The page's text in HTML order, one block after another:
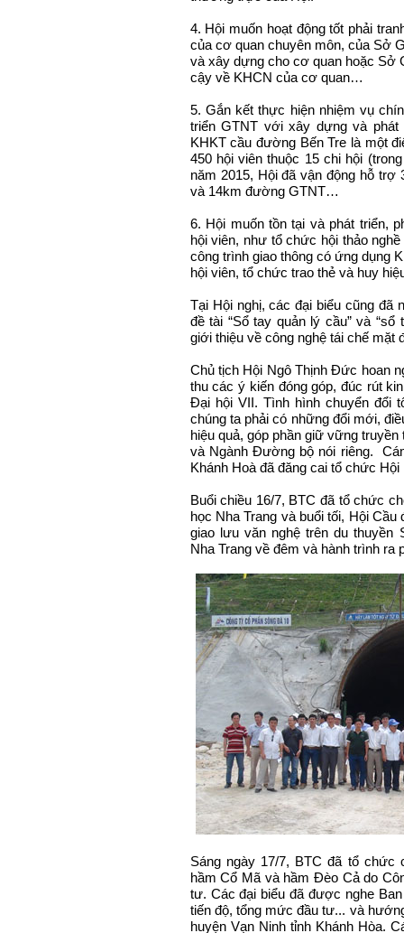
4. Hội muốn hoạt động tốt phải
của cơ quan chuyên môn, của Sở
và xây dựng cho cơ quan hoặc Sở
cậy về KHCN của cơ quan…
5. Gắn kết thực hiện nhiệm vụ
triển GTNT với xây dựng và
KHKT cầu đường Bến Tre là một
450 hội viên thuộc 15 chi hội
năm 2015, Hội đã vận động hỗ
và 14km đường GTNT…
6. Hội muốn tồn tại và phát triển,
hội viên, như tổ chức hội thảo
công trình giao thông có ứng dụng
hội viên, tổ chức trao thẻ và huy
Tại Hội nghị, các đại biểu cũng đã
đề tài “Sổ tay quản lý cầu” và
giới thiệu về công nghệ tái chế mặt
Chủ tịch Hội Ngô Thịnh Đức hoan
thu các ý kiến đóng góp, đúc rút
Đại hội VII. Tình hình chuyển đổi
chúng ta phải có những đổi mới,
hiệu quả, góp phần giữ vững
và Ngành Đường bộ nói riêng.
Khánh Hoà đã đăng cai tổ chức Hội
Buổi chiều 16/7, BTC đã tổ chức
học Nha Trang và buổi tối, Hội
giao lưu văn nghệ trên du thuyền
Nha Trang về đêm và hành trình ra
Sáng ngày 17/7, BTC đã tổ chức
hầm Cổ Mã và hầm Đèo Cả do
tư. Các đại biểu đã được nghe
tiến độ, tổng mức đầu tư... và
huyện Vạn Ninh tỉnh Khánh Hòa.